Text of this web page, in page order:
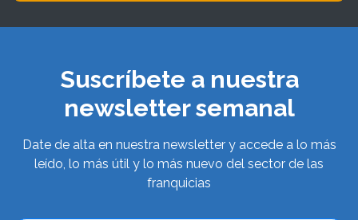
Suscríbete a nuestra
newsletter semanal
Date de alta en nuestra newsletter y accede a lo más
leído, lo más útil y lo más nuevo del sector de las
franquicias